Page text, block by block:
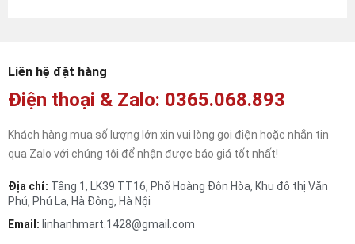
Liên hệ đặt hàng
Điện thoại & Zalo: 0365.068.893
Khách hàng mua số lượng lớn xin vui lòng gọi điện hoặc nhắn tin
qua Zalo với chúng tôi để nhận được báo giá tốt nhất!
Địa chỉ: Tầng 1, LK39 TT16, Phố Hoàng Đôn Hòa, Khu đô thị Văn
Phú, Phú La, Hà Đông, Hà Nội
Email: linhanhmart.1428@gmail.com